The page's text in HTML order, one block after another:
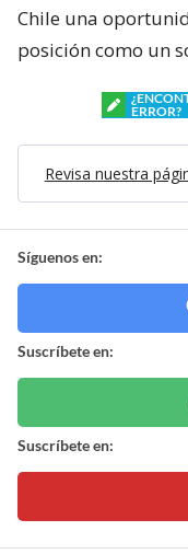
Chile una
posición como un
ERROR?
Revisa nuestra
Síguenos en:
Suscríbete en:
Suscríbete en: